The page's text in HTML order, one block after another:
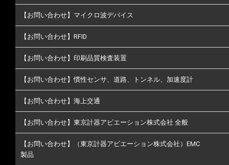
【お問い合わせ】マイクロ波デバイス
【お問い合わせ】RFID
【お問い合わせ】印刷品質検査装置
【お問い合わせ】慣性センサ、道路、トンネル、加速度計
【お問い合わせ】海上交通
【お問い合わせ】東京計器アビエーション株式会社 全般
【お問い合わせ】（東京計器アビエーション株式会社）EMC
製品